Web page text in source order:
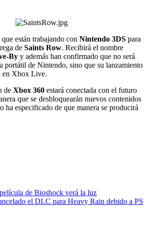
están trabajando con Nintendo 3DS para
de Saints Row. Recibirá el nombre
By y además han confirmado que no será
portátil de Nintendo, sino que su lanzamiento
en Xbox Live.
de Xbox 360 estará conectada con el futuro
que se desbloquearán nuevos contenidos
ha especificado de que manera se producirá
de Bioshock verá la luz
el DLC para Heavy Rain debido a PS